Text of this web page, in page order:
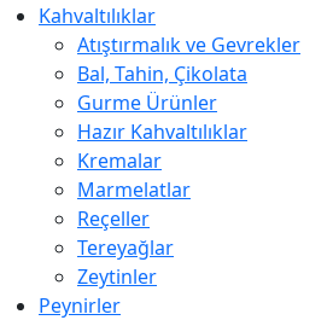
Kahvaltılıklar
Atıştırmalık ve Gevrekler
Bal, Tahin, Çikolata
Gurme Ürünler
Hazır Kahvaltılıklar
Kremalar
Marmelatlar
Reçeller
Tereyağlar
Zeytinler
Peynirler